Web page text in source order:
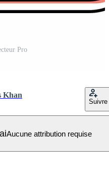
Pro
Khan
Suivre
Aucune attribution requise